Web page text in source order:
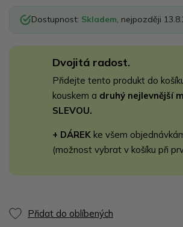
Dostupnost: Skladem, nejpozději
Dvojitá radost.
Přidejte tento produkt do
kouskem a druhý nejlevnější
SLEVOU.
+ DÁREK ke všem
(možnost vybrat v košíku při
Přidat do oblíbených